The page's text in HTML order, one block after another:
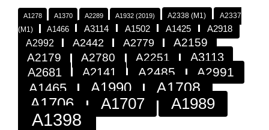
A1278 A1370 A2289 A1932 (2019) A2338 (M1)
A2337
(M1)
A1466 A3114 A1502 A1425 A2918
A2992 A2442 A2779
A2159
A2179
A2780 A2251
A3113
A2681
A2141 A2485 A2991
A1465 A1990
A1708
A1706
A1707 A1989
A1398